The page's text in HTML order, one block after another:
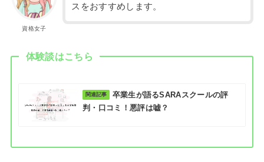
資格女子
スをおすすめします。
体験談はこちら
卒業生が語るSARAスクールの評
判・口コミ！悪評は嘘？